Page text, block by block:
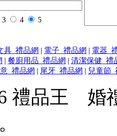
3 4 5
具_禮品網 | 電子_禮品網 | 電器_
| 餐廚用品_禮品網 | 清潔保健_禮
_禮品網 | 尾牙_禮品網 | 兒童節
禮品王 婚